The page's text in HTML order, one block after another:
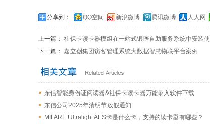
分享到： QQ空间 新浪微博 腾讯微博 人人网
上一篇： 社保卡读卡器模组在一站式银医自助服务系统中安装
下一篇： 嘉立创集团访客管理系统大数据智慧物联平台案例
东信智能身份证阅读器&社保卡读卡器万能录入软件下载
东信公司2025年清明节放假通知
MIFARE Ultralight AES卡是什么卡，支持的读卡器有哪些？